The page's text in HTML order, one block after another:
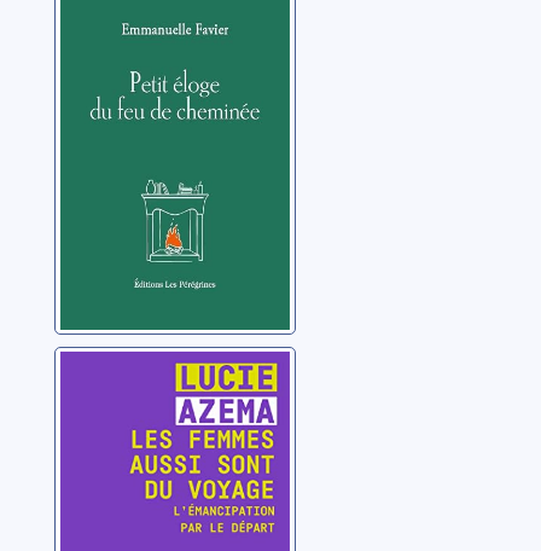
feu de cheminée
Favier, Emmanuelle
Les femmes
aussi sont du
voyage:
l'émancipation
par le départ
Azema, Lucie